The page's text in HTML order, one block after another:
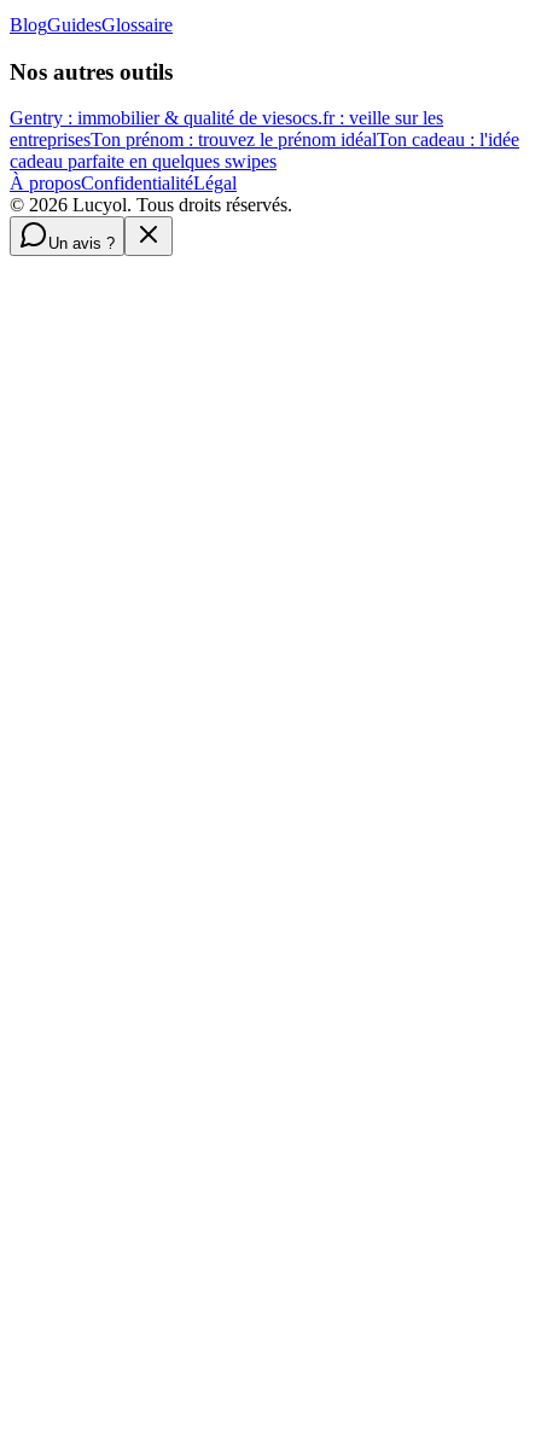
BlogGuidesGlossaire
Nos autres outils
Gentry : immobilier & qualité de viesocs.fr : veille sur les
entreprisesTon prénom : trouvez le prénom idéalTon cadeau : l'idée
cadeau parfaite en quelques swipes
À proposConfidentialitéLégal
© 2026 Lucyol. Tous droits réservés.
Un avis ?